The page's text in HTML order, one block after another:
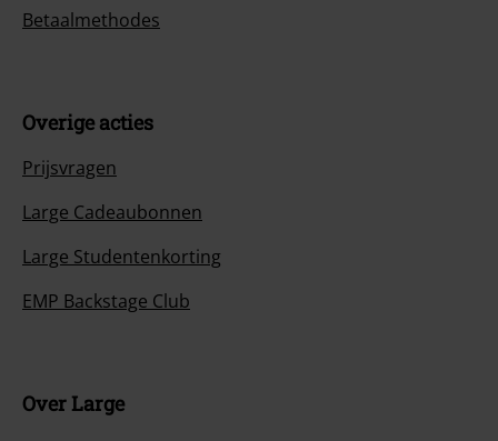
Betaalmethodes
Overige acties
Prijsvragen
Large Cadeaubonnen
Large Studentenkorting
EMP Backstage Club
Over Large